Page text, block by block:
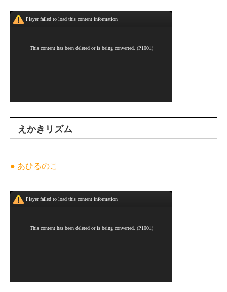
えかきリズム
● あひるのこ